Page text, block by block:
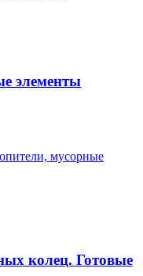
элементы
мусорные
колец. Готовые